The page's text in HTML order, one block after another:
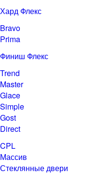
Хард Флекс
Bravo
Prima
Финиш Флекс
Trend
Master
Glace
Simple
Gost
Direct
CPL
Массив
Стеклянные двери